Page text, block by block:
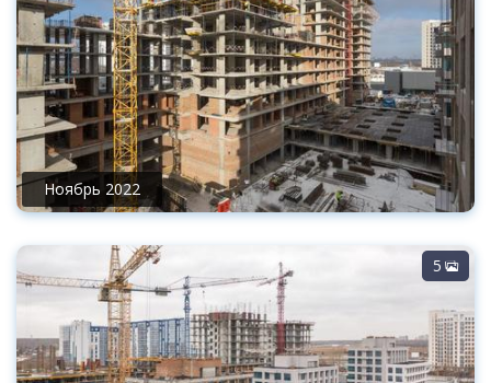
Ноябрь 2022
5